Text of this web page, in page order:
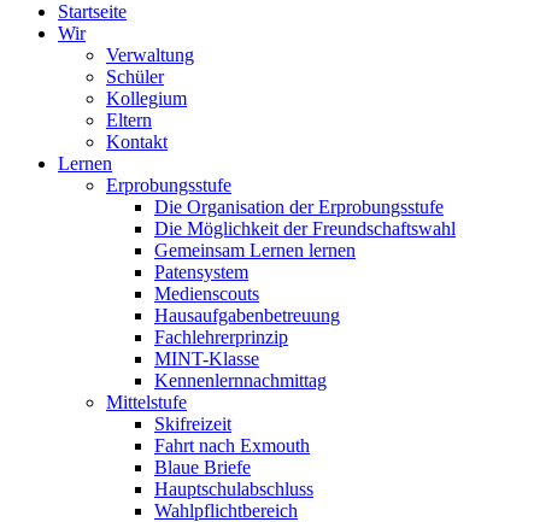
Startseite
Wir
Verwaltung
Schüler
Kollegium
Eltern
Kontakt
Lernen
Erprobungsstufe
Die Organisation der Erprobungsstufe
Die Möglichkeit der Freundschaftswahl
Gemeinsam Lernen lernen
Patensystem
Medienscouts
Hausaufgabenbetreuung
Fachlehrerprinzip
MINT-Klasse
Kennenlernnachmittag
Mittelstufe
Skifreizeit
Fahrt nach Exmouth
Blaue Briefe
Hauptschulabschluss
Wahlpflichtbereich